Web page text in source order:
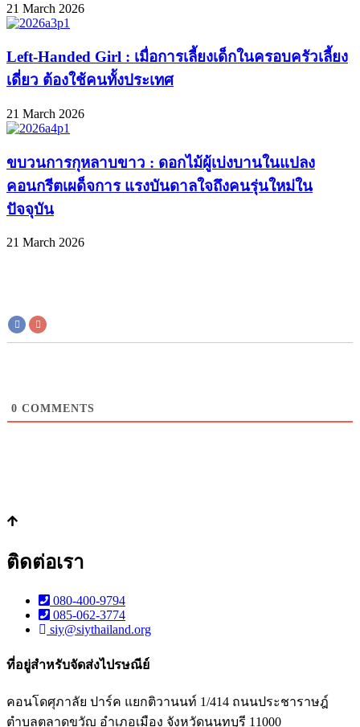
21 March 2026
Left-Handed Girl : เมื่อการเลี้ยงเด็กในครอบครัวเลี้ยง
เดี่ยว ต้องใช้คนทั้งประเทศ
21 March 2026
ขบวนการกุหลาบขาว : ดอกไม้ผู้เบ่งบานในแปลง
คอนกรีตเผด็จการ แรงบันดาลใจถึงคนรุ่นใหม่ใน
ปัจจุบัน
21 March 2026
0 COMMENTS
ติดต่อเรา
080-400-9794
085-062-3774
siy@siythailand.org
ที่อยู่สำหรับจัดส่งไปรษณีย์
คอนโดศุภาลัย ปาร์ค แยกติวานนท์ 1/414 ถนนประชาราษฎ์
ตำบลตลาดขวัญ อำเภอเมือง จังหวัดนนทบุรี 11000